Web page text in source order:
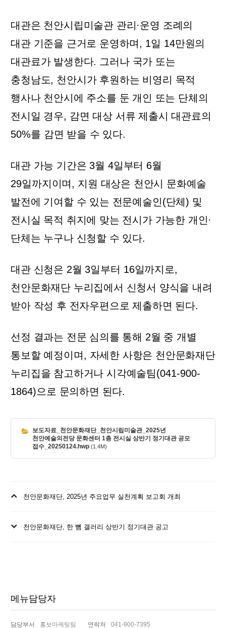
대관은 천안시립미술관 관리 ·운영 조례의
대관 기준을 근거로 운영하며 , 1일 14만원의
대관료가 발생한다. 그러나 국가 또는
충청남도, 천안시가 후원하는 비영리 목적
행사나 천안시에 주소를 둔 개인 또는 단체의
전시일 경우, 감면 대상 서류 제출시 대관료의
50%를 감면 받을 수 있다.
대관 가능 기간은3월 4일부터 6월
29일까지이며 , 지원 대상은 천안시 문화예술
발전에 기여할 수 있는 전문예술인(단체) 및
전시실 목적 취지에 맞는 전시가 가능한 개인·
단체는 누구나 신청할 수 있다.
대관 신청은 2월3일부터 16일까지로,
천안문화재단 누리집에서 신청서 양식을 내려
받아 작성 후 전자우편으로 제출하면 된다.
선정 결과는 전문 심의를 통해 2월 중 개별
통보할 예정이며 , 자세한 사항은 천안문화재단
누리집을 참고하거나 시각예술팀(041-900-
1864)으로 문의하면 된다.
보도자료_천안문화재단_천안시립미술관_2025년
천안예술의전당 문화센터 1층 전시실 상반기 정기대관 공모
접수_20250124.hwp(1.4M)
이
천안문화재단, 2025년 주요업무 실천계획 보고회 개최
다
천안문화재단, 한 뼘 갤러리 상반기 정기대관 공고
메뉴담당자
담당부서 홍보마케팅팀 연락처 041-900-7395